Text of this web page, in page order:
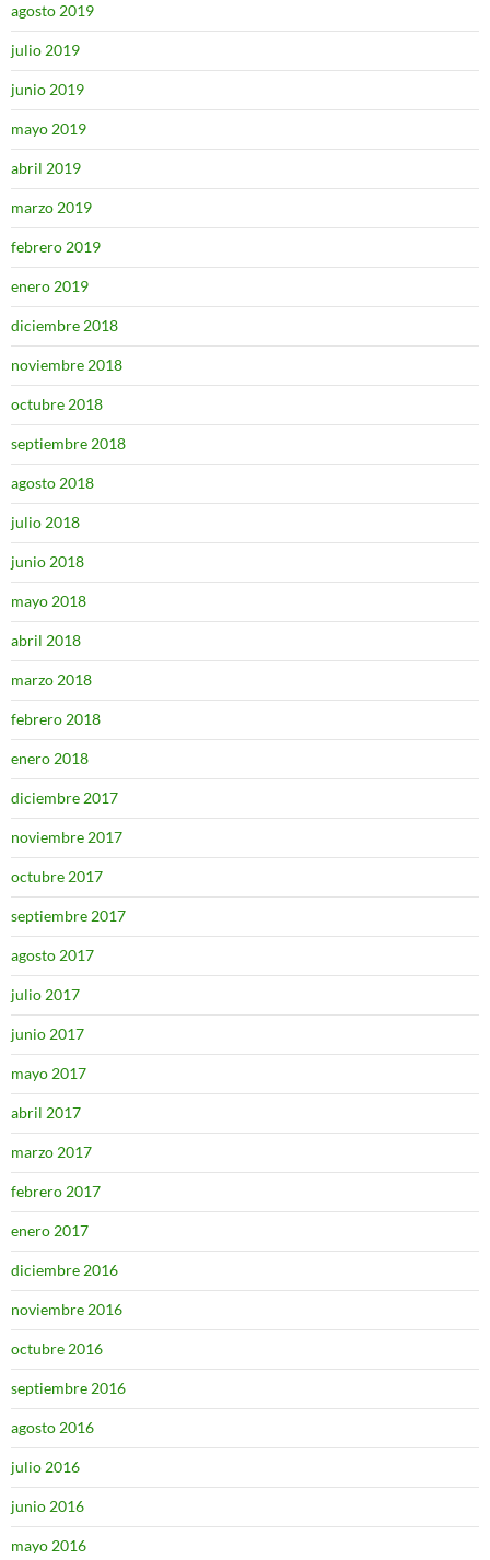
agosto 2019
julio 2019
junio 2019
mayo 2019
abril 2019
marzo 2019
febrero 2019
enero 2019
diciembre 2018
noviembre 2018
octubre 2018
septiembre 2018
agosto 2018
julio 2018
junio 2018
mayo 2018
abril 2018
marzo 2018
febrero 2018
enero 2018
diciembre 2017
noviembre 2017
octubre 2017
septiembre 2017
agosto 2017
julio 2017
junio 2017
mayo 2017
abril 2017
marzo 2017
febrero 2017
enero 2017
diciembre 2016
noviembre 2016
octubre 2016
septiembre 2016
agosto 2016
julio 2016
junio 2016
mayo 2016